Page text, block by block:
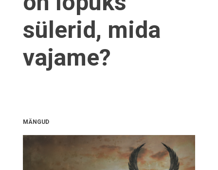
sülerid, mida
vajame?
MÄNGUD